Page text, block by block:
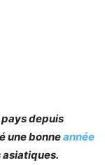
depuis
une bonneannée
asiatiques.